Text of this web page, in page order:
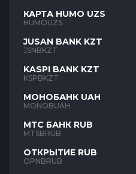
КАРТА HUMO UZS
HUMOUZS
JUSAN BANK KZT
JSNBKZT
KASPI BANK KZT
KSPBKZT
МОНОБАНК UAH
MONOBUAH
МТС БАНК RUB
MTSBRUB
ОТКРЫТИЕ RUB
OPNBRUB